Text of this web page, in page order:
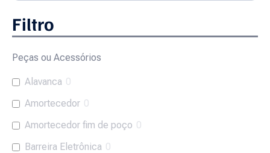
Filtro
Peças ou Acessórios
Alavanca 0
Amortecedor 0
Amortecedor fim de poço 0
Barreira Eletrônica 0